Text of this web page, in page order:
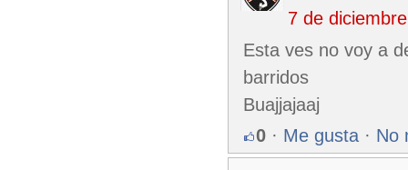
7 de
Esta ves no voy a
barridos
Buajjajaaj
0 · Me gusta · No